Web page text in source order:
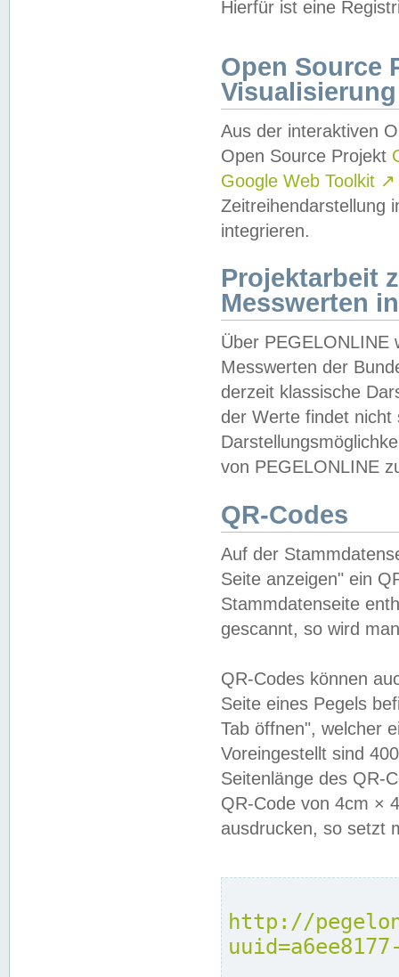
Hierfür ist eine
Open Source
Visualisierung
Aus der interaktiven
Open Source Projekt
Google Web Toolkit ↗
Zeitreihendarstellung
integrieren.
Projektarbeit
Messwerten
Über PEGELONLINE
Messwerten der
derzeit klassische
der Werte findet
von PEGELONLINE
QR-Codes
Auf der
Seite anzeigen" ein
Stammdatenseite
gescannt, so wird
QR-Codes können
Seite eines Pegels
Tab öffnen", welcher
Voreingestellt sind
Seitenlänge des QR-
QR-Code von 4cm ×
ausdrucken, so setzt
http://